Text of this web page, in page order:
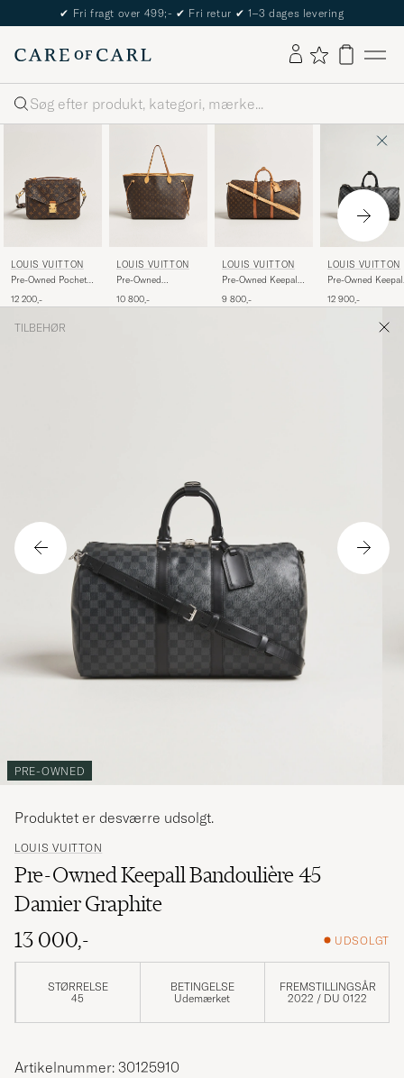
✔ Fri fragt over 499;- ✔ Fri retur ✔ 1–3 dages levering
Søg
LOUIS VUITTON
Pre-Owned Pochette
12 200,-
LOUIS VUITTON
Pre-Owned
Monogram
10 800,-
LOUIS VUITTON
Pre-Owned Keepall
Monogram
9 800,-
LOUIS VUITTON
Pre-Owned
Damier Graphite
12 900,-
TILBEHØR
PRE-OWNED
LOUIS VUITTON
Pre-Owned Keepall Bandoulière 45
Damier Graphite
13 000,-
UDSOLGT
STØRRELSE
45
BETINGELSE
Udemærket
FREMSTILLINGSÅR
2022 / DU 0122
Produktet er desværre udsolgt.
Artikelnummer: 30125910